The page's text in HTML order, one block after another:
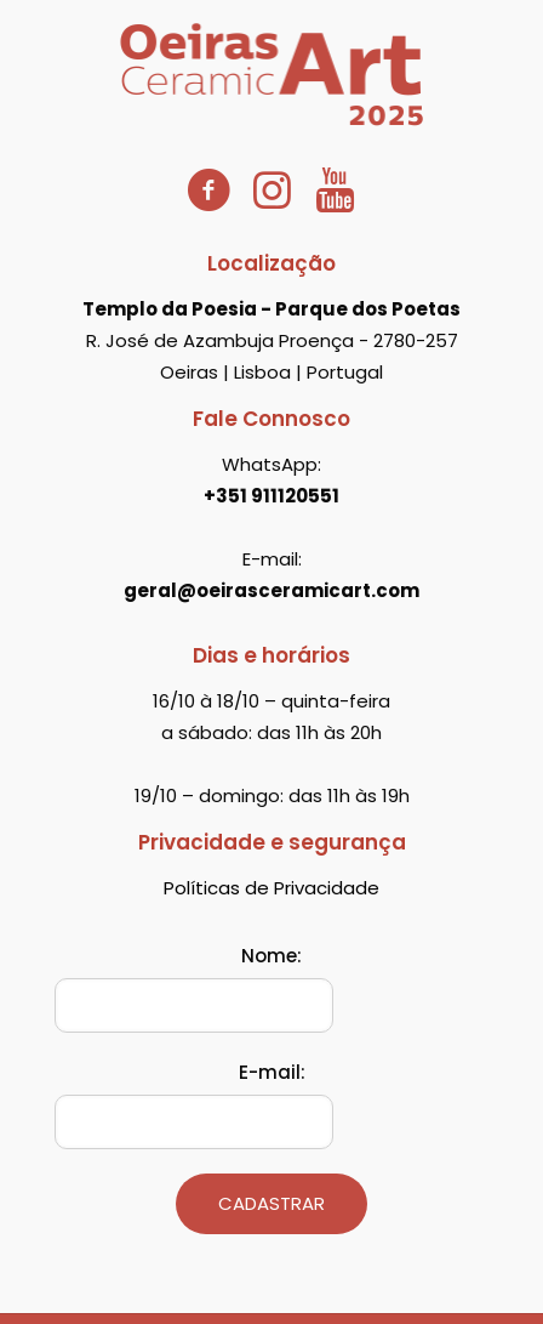
Localização
Templo da Poesia - Parque dos Poetas
R. José de Azambuja Proença - 2780-257
Oeiras | Lisboa | Portugal
Fale Connosco
WhatsApp:
+351 911120551
E-mail:
geral@oeirasceramicart.com
Dias e horários
16/10 à 18/10 – quinta-feira
a sábado: das 11h às 20h
19/10 – domingo: das 11h às 19h
Privacidade e segurança
Políticas de Privacidade
Nome:
E-mail:
CADASTRAR